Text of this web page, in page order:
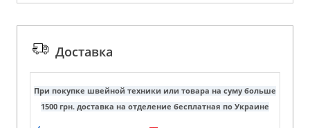
Доставка
При покупке швейной техники или товара на суму больше
1500 грн. доставка на отделение бесплатная по Украине